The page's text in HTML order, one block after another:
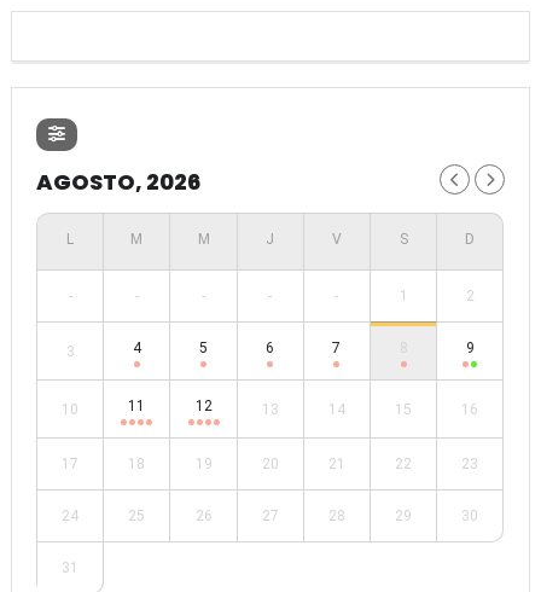
AGOSTO, 2026
- - - - - 1 2
3 4 5 6 7 8 9
10 11 12 13 14 15 16
17 18 19 20 21 22 23
24 25 26 27 28 29 30
31